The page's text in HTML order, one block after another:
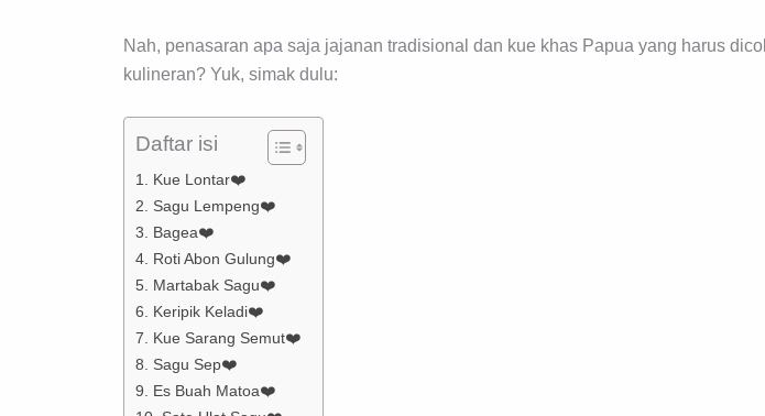
Nah, penasaran apa saja jajanan tradisional dan kue khas Papua yang harus
kulineran? Yuk, simak dulu:
Daftar isi
1. Kue Lontar❤️
2. Sagu Lempeng❤️
3. Bagea❤️
4. Roti Abon Gulung❤️
5. Martabak Sagu❤️
6. Keripik Keladi❤️
7. Kue Sarang Semut❤️
8. Sagu Sep❤️
9. Es Buah Matoa❤️